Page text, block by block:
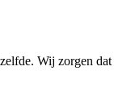
Wij zorgen